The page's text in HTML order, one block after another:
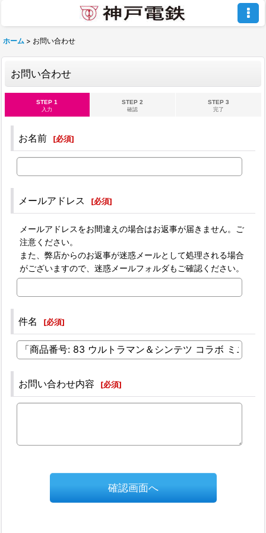
ホーム > お問い合わせ
お問い合わせ
STEP 1
入力
STEP 2
確認
STEP 3
完了
お名前 [必須]
メールアドレス [必須]
メールアドレスをお間違えの場合はお返事が届きません。ご
注意ください。
また、弊店からのお返事が迷惑メールとして処理される場合
がございますので、迷惑メールフォルダもご確認ください。
件名 [必須]
お問い合わせ内容 [必須]
確認画面へ